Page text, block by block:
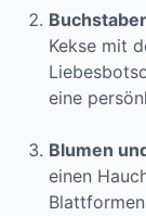
Kekse mit
eine
Blumen
einen